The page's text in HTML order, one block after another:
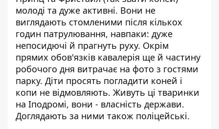
молоді та дуже активні. Вони не
виглядають стомленими після кількох
годин патрулювання, навпаки: дуже
непосидючі й прагнуть руху. Окрім
прямих обов'язків кавалерія ще й частину
робочого дня витрачає на фото з гостями
парку. Діти просять погладити коней і
копи не відмовляють. Живуть ці тваринки
на Іподромі, вони - власність держави.
Доглядають за ними також поліцейські.